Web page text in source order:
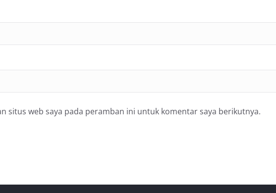
situs web saya pada peramban ini untuk komentar saya berikutnya.